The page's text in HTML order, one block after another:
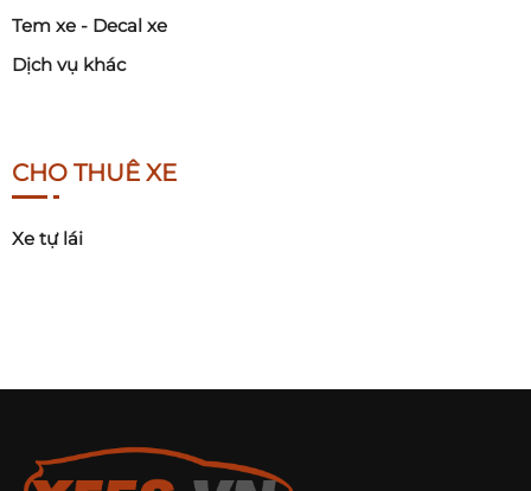
Tem xe - Decal xe
Dịch vụ khác
CHO THUÊ XE
Xe tự lái